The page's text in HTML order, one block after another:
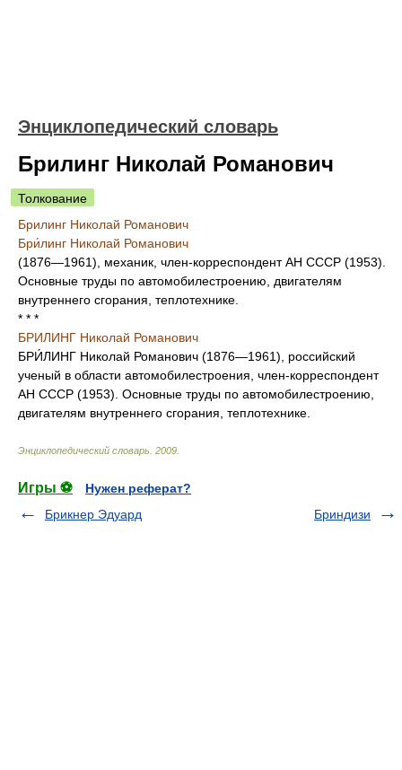
Энциклопедический словарь
Брилинг Николай Романович
Толкование
Брилинг Николай Романович
Бри́линг Николай Романович
(1876—1961), механик, член-корреспондент АН СССР (1953).
Основные труды по автомобилестроению, двигателям
внутреннего сгорания, теплотехнике.
* * *
БРИЛИНГ Николай Романович
БРИ́ЛИНГ Николай Романович (1876—1961), российский
ученый в области автомобилестроения, член-корреспондент
АН СССР (1953). Основные труды по автомобилестроению,
двигателям внутреннего сгорания, теплотехнике.
Энциклопедический словарь 2009
Игры ⚽
Нужен реферат?
Брикнер Эдуард
Бриндизи